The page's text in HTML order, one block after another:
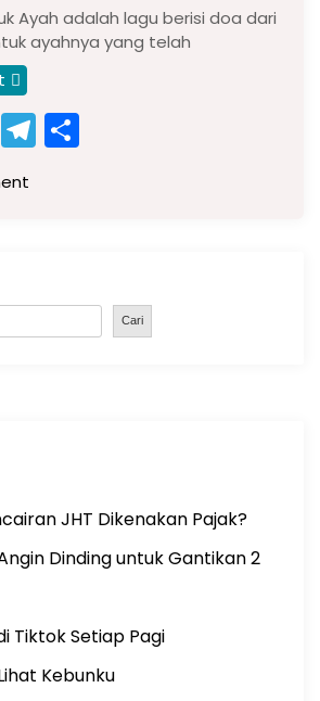
Ayah adalah lagu berisi doa dari
ayahnya yang telah
W
h
T
el
m Cari
JHT Dikenakan Pajak?
Dinding untuk Gantikan 2
Tiktok Setiap Pagi
Kebunku